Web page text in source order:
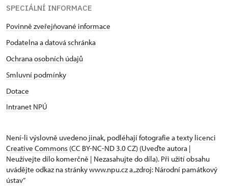
SPECIÁLNÍ INFORMACE
Povinně zveřejňované informace
Podatelna a datová schránka
Ochrana osobních údajů
Smluvní podmínky
Dotace
Intranet NPÚ
Není-li výslovně uvedeno jinak, podléhají fotografie a texty licenci
Creative Commons (CC BY-NC-ND 3.0 CZ) (Uveďte autora |
Neužívejte dílo komerčně | Nezasahujte do díla). Při užití obsahu
uvádějte odkaz na stránky www.npu.cz a „zdroj: Národní památkový
ústav“